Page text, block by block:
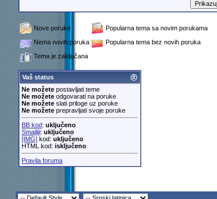
Nove poruke
Popularna tema sa novim porukama
Nema novih poruka
Popularna tema bez novih poruka
Tema je zaključana
Vaš status
Ne možetepostavljati teme
Ne možeteodgovarati na poruke
Ne možeteslati priloge uz poruke
Ne možeteprepravljati svoje poruke
BB kod: uključeno
Smajliji: uključeno
[IMG]kod: uključeno
HTML kod: isključeno
Pravila foruma